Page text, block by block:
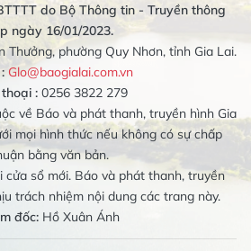
do Bộ Thông tin - Truyền thông
ngày 16/01/2023.
phường Quy Nhơn, tỉnh Gia Lai.
Glo@baogialai.com.vn
: 0256 3822 279
về Báo và phát thanh, truyền hình Gia
mọi hình thức nếu không có sự chấp
bằng văn bản.
cửa sổ mới. Báo và phát thanh, truyền
trách nhiệm nội dung các trang này.
đốc:Hồ Xuân Ánh